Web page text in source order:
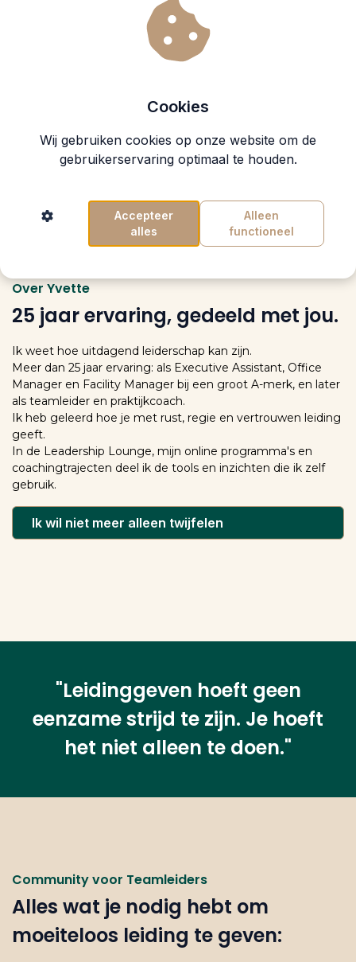
Kant-en-klare templates voor de situaties die
deze week spelen.
Webinars, ongeveer eens in de twee maanden.
E-books als verdieping. Alles voor 249 euro per
Ontdek het lidmaatschap
Over Yvette
25 jaar ervaring, gedeeld met jou.
Ik weet hoe uitdagend leiderschap kan zijn.
Meer dan 25 jaar ervaring: als Executive Assistant, Office
Manager en Facility Manager bij een groot A-merk, en later
als teamleider en praktijkcoach.
Ik heb geleerd hoe je met rust, regie en vertrouwen leiding
geeft.
In de Leadership Lounge, mijn online programma's en
coachingtrajecten deel ik de tools en inzichten die ik zelf
gebruik.
Ik wil niet meer alleen twijfelen
"Leidinggeven hoeft geen
eenzame strijd te zijn. Je hoeft
het niet alleen te doen."
Community voor Teamleiders
Alles wat je nodig hebt om
moeiteloos leiding te geven:
Cookies
Wij gebruiken cookies op onze website om de
gebruikerservaring optimaal te houden.
Alleen
functioneel
Accepteer
alles